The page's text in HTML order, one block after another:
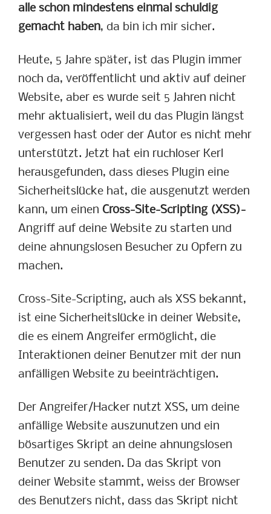
alle schon mindestens einmal schuldig
gemacht haben, da bin ich mir sicher.
Heute, 5 Jahre später, ist das Plugin immer
noch da, veröffentlicht und aktiv auf deiner
Website, aber es wurde seit 5 Jahren nicht
mehr aktualisiert, weil du das Plugin längst
vergessen hast oder der Autor es nicht mehr
unterstützt. Jetzt hat ein ruchloser Kerl
herausgefunden, dass dieses Plugin eine
Sicherheitslücke hat, die ausgenutzt werden
kann, um einen Cross-Site-Scripting (XSS)-
Angriff auf deine Website zu starten und
deine ahnungslosen Besucher zu Opfern zu
machen.
Cross-Site-Scripting, auch als XSS bekannt,
ist eine Sicherheitslücke in deiner Website,
die es einem Angreifer ermöglicht, die
Interaktionen deiner Benutzer mit der nun
anfälligen Website zu beeinträchtigen.
Der Angreifer/Hacker nutzt XSS, um deine
anfällige Website auszunutzen und ein
bösartiges Skript an deine ahnungslosen
Benutzer zu senden. Da das Skript von
deiner Website stammt, weiss der Browser
des Benutzers nicht, dass das Skript nicht